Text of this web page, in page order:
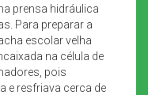
prensa hidráulica
Para preparar a
escolar velha
na célula de
pois
e resfriava cerca de